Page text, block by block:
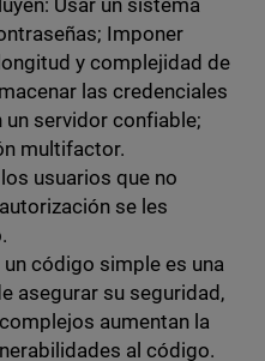
Usar un sistema
Imponer
y complejidad de
las credenciales
servidor confiable;
multifactor.
usuarios que no
se les
código simple es una
asegurar su seguridad,
aumentan la
al código.